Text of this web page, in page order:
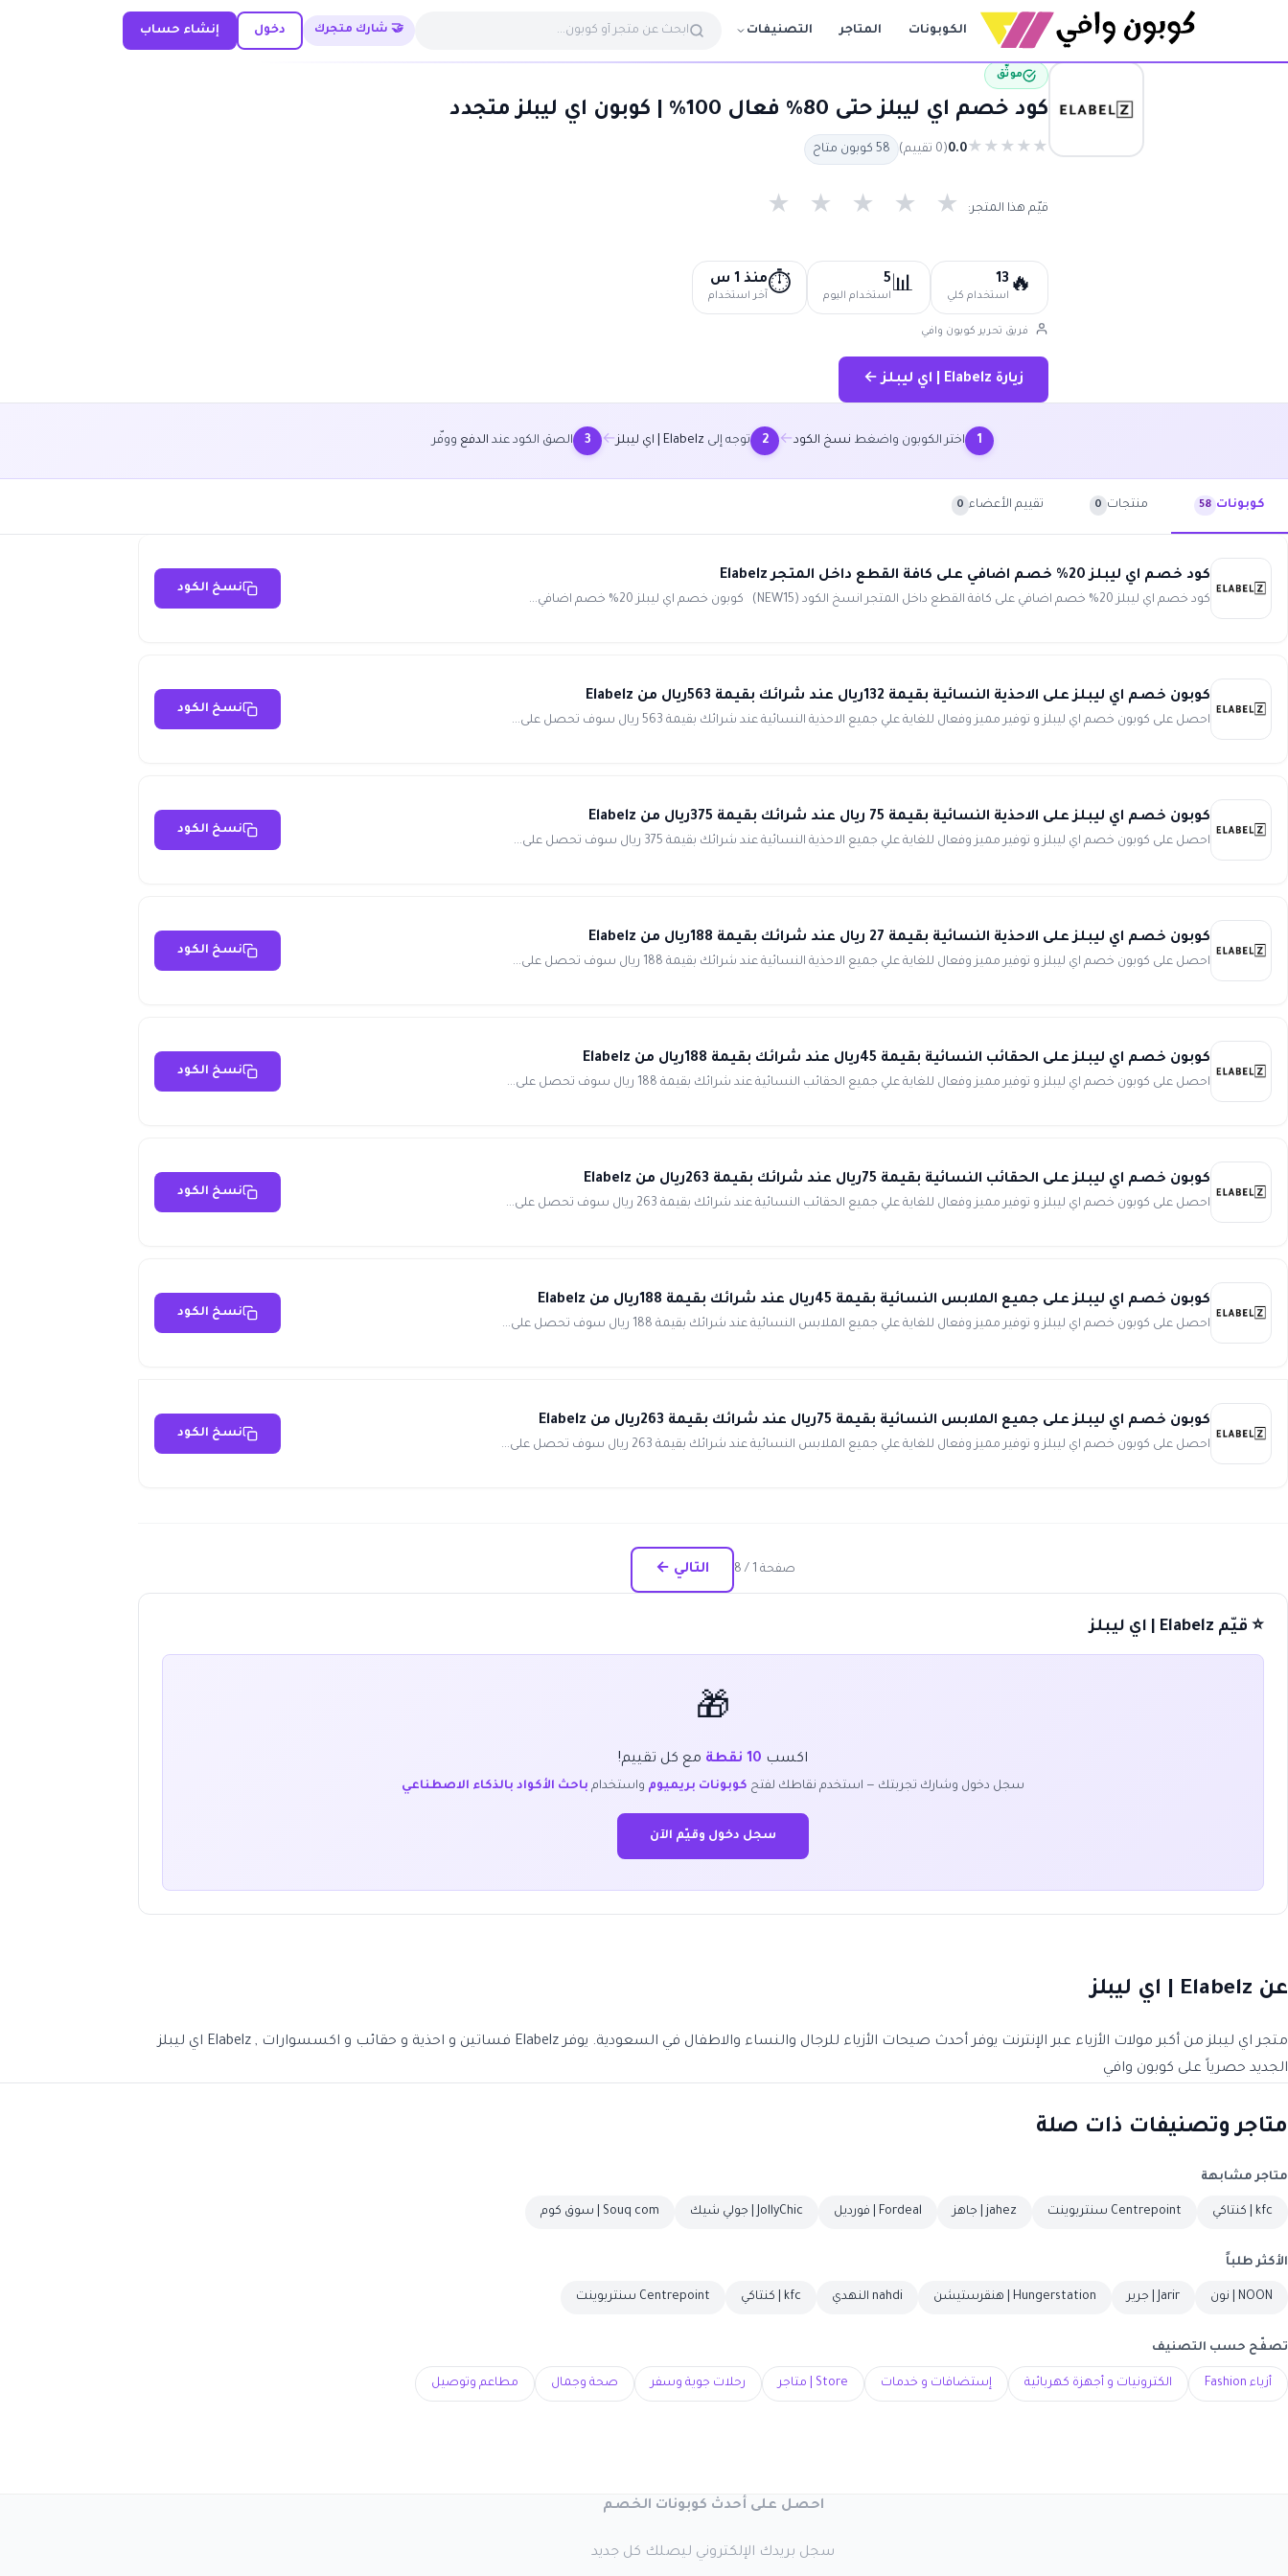
الكوبونات المتاجر التصنيفات 🤝 شارك متجرك دخول إنشاء حساب
موثّق
كود خصم اي ليبلز حتى 80% فعال 100% | كوبون اي ليبلز متجدد
★
★
★
★
★
0.0(0 تقييم) 58 كوبون متاح
قيّم هذا المتجر: ★ ★ ★ ★ ★
🔥
13
استخدام كلي 📊
5
استخدام اليوم ⏱️منذ 1 س
آخر استخدام
فريق تحرير كوبون وافي
زيارة Elabelz | اي ليبلز ←
1 اختر الكوبون واضغط نسخ الكود←
2 توجه إلى Elabelz | اي ليبلز ←
3 الصق الكود عند الدفع ووفّر
كوبونات 58 منتجات 0 تقييم الأعضاء 0
كود خصم اي ليبلز 20% خصم اضافي على كافة القطع داخل المتجر Elabelz
كود خصم اي ليبلز 20% خصم اضافي على كافة القطع داخل المتجر انسخ الكود (NEW15) كوبون خصم اي ليبلز 20% خصم اضافي...
نسخ الكود
كوبون خصم اي ليبلز على الاحذية النسائية بقيمة 132ريال عند شرائك بقيمة 563ريال من Elabelz
احصل على كوبون خصم اي ليبلز و توفير مميز وفعال للغاية علي جميع الاحذية النسائية عند شرائك بقيمة 563 ريال سوف تحصل على...
نسخ الكود
كوبون خصم اي ليبلز على الاحذية النسائية بقيمة 75 ريال عند شرائك بقيمة 375ريال من Elabelz
احصل على كوبون خصم اي ليبلز و توفير مميز وفعال للغاية علي جميع الاحذية النسائية عند شرائك بقيمة 375 ريال سوف تحصل على...
نسخ الكود
كوبون خصم اي ليبلز على الاحذية النسائية بقيمة 27 ريال عند شرائك بقيمة 188ريال من Elabelz
احصل على كوبون خصم اي ليبلز و توفير مميز وفعال للغاية علي جميع الاحذية النسائية عند شرائك بقيمة 188 ريال سوف تحصل على...
نسخ الكود
كوبون خصم اي ليبلز على الحقائب النسائية بقيمة 45ريال عند شرائك بقيمة 188ريال من Elabelz
احصل على كوبون خصم اي ليبلز و توفير مميز وفعال للغاية علي جميع الحقائب النسائية عند شرائك بقيمة 188 ريال سوف تحصل على...
نسخ الكود
كوبون خصم اي ليبلز على الحقائب النسائية بقيمة 75ريال عند شرائك بقيمة 263ريال من Elabelz
احصل على كوبون خصم اي ليبلز و توفير مميز وفعال للغاية علي جميع الحقائب النسائية عند شرائك بقيمة 263 ريال سوف تحصل على...
نسخ الكود
كوبون خصم اي ليبلز على جميع الملابس النسائية بقيمة 45ريال عند شرائك بقيمة 188ريال من Elabelz
احصل على كوبون خصم اي ليبلز و توفير مميز وفعال للغاية علي جميع الملابس النسائية عند شرائك بقيمة 188 ريال سوف تحصل على...
نسخ الكود
كوبون خصم اي ليبلز على جميع الملابس النسائية بقيمة 75ريال عند شرائك بقيمة 263ريال من Elabelz
احصل على كوبون خصم اي ليبلز و توفير مميز وفعال للغاية علي جميع الملابس النسائية عند شرائك بقيمة 263 ريال سوف تحصل على...
نسخ الكود
صفحة 1 / 8 التالي ←
⭐ قيّم Elabelz | اي ليبلز
🎁
اكسب 10 نقطة مع كل تقييم!
سجل دخول وشارك تجربتك — استخدم نقاطك لفتح كوبونات بريميوم واستخدام باحث الأكواد بالذكاء الاصطناعي
سجل دخول وقيّم الآن
عن Elabelz | اي ليبلز
متجر اي ليبلز من أكبر مولات الأزياء عبر الإنترنت يوفر أحدث صيحات الأزياء للرجال والنساء والاطفال في السعودية. يوفر Elabelz فساتين و احذية و حقائب و اكسسوارات , Elabelz اي ليبلز
الجديد حصرياً على كوبون وافي
متاجر وتصنيفات ذات صلة
متاجر مشابهة
kfc | كنتاكي Centrepoint سنتربوينت jahez | جاهز Fordeal | فورديل JollyChic | جولي شيك Souq com | سوق كوم
الأكثر طلباً
NOON | نون Jarir | جرير Hungerstation | هنقرستيشن nahdi النهدي kfc | كنتاكي Centrepoint سنتربوينت
تصفّح حسب التصنيف
أزياء Fashion الكترونيات و أجهزة كهربائية إستضافات و خدمات Store | متاجر رحلات جوية وسفر صحة وجمال مطاعم وتوصيل
احصل على أحدث كوبونات الخصم
سجل بريدك الإلكتروني ليصلك كل جديد